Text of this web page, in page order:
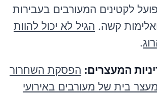
לקטינים המעורבים בעבירות
קשה. הגיל לא יכול להוות
.
המעצרים: הפסקת השחרור
בית של מעורבים באירועי